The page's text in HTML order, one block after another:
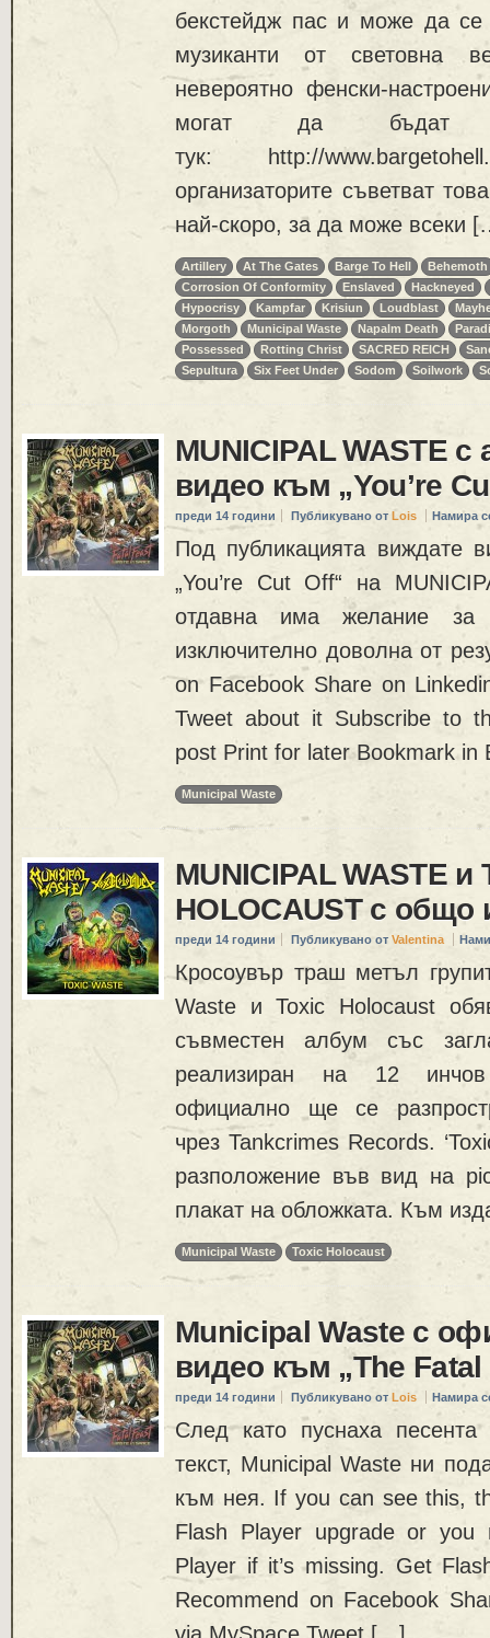
бекстейдж пас и може да
музиканти от световна
невероятно фенски-
могат да бъдат
тук: http://
организаторите съветват
най-скоро, за да може всеки
Artillery At The Gates Barge To Hell
Behemoth
Corrosion Of Conformity
Enslaved
Hackneyed
Hypocrisy
Kampfar Krisiun Loudblast
Morgoth
Municipal Waste Napalm Death
Possessed
Rotting Christ SACRED REICH
Sepultura
Six Feet Under Sodom Soilwork
MUNICIPAL WASTE
видео към „You’re
преди 14 години Публикувано от Lois Намира
Под публикацията виждате
„You’re Cut Off“ на
отдавна има желание
изключително доволна от
on Facebook Share on
Tweet about it Subscribe to
post Print for later Bookmark in
Municipal Waste
MUNICIPAL WASTE и
HOLOCAUST с общо
преди 14 години Публикувано от Valentina
Кросоувър траш метъл
Waste и Toxic Holocaust
съвместен албум със
реализиран на 12
официално ще се
чрез Tankcrimes Records.
разположение във вид на
плакат на обложката. Към
Municipal Waste Toxic Holocaust
Municipal Waste с
видео към „The Fatal
преди 14 години Публикувано от Lois Намира
След като пуснаха
текст, Municipal Waste ни
към нея. If you can see this,
Flash Player upgrade or you
Player if it’s missing. Get
Recommend on Facebook